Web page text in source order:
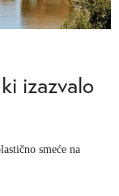
izazvalo
smeće na